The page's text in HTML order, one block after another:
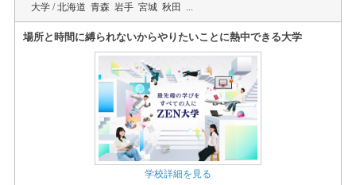
大学 /北海道 青森 岩手 宮城 秋田 ...
場所と時間に縛られないからやりたいことに熱中できる大学
学校詳細を見る